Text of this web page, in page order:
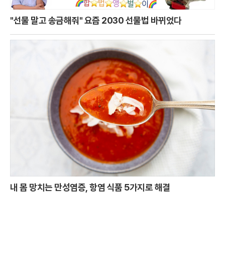
"선물 말고 송금해줘" 요즘 2030 선물법 바뀌었다
내 몸 망치는 만성염증, 항염 식품 5가지로 해결